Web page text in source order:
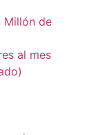
Millón de
al mes